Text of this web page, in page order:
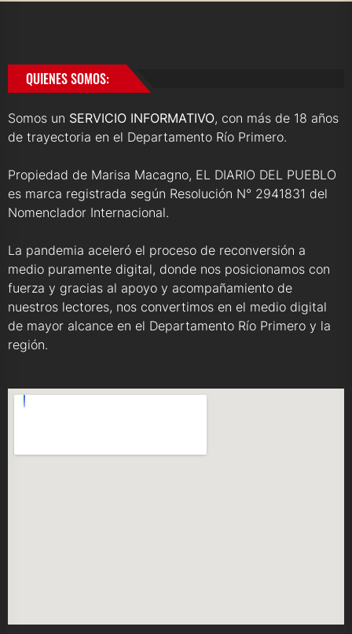
QUIENES SOMOS:
Somos un SERVICIO INFORMATIVO, con más de 18 años
de trayectoria en el Departamento Río Primero.
Propiedad de Marisa Macagno, EL DIARIO DEL PUEBLO
es marca registrada según Resolución N° 2941831 del
Nomenclador Internacional.
La pandemia aceleró el proceso de reconversión a
medio puramente digital, donde nos posicionamos con
fuerza y gracias al apoyo y acompañamiento de
nuestros lectores, nos convertimos en el medio digital
de mayor alcance en el Departamento Río Primero y la
región.